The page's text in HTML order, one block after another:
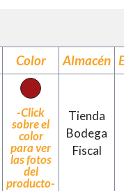
Color Almacén
-Click
sobre el
color
para ver
las fotos
del
producto-
Tienda
Bodega
Fiscal